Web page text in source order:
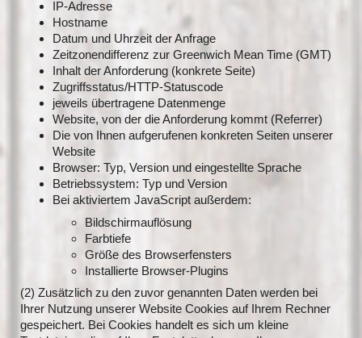
IP-Adresse
Hostname
Datum und Uhrzeit der Anfrage
Zeitzonendifferenz zur Greenwich Mean Time (GMT)
Inhalt der Anforderung (konkrete Seite)
Zugriffsstatus/HTTP-Statuscode
jeweils übertragene Datenmenge
Website, von der die Anforderung kommt (Referrer)
Die von Ihnen aufgerufenen konkreten Seiten unserer
Website
Browser: Typ, Version und eingestellte Sprache
Betriebssystem: Typ und Version
Bei aktiviertem JavaScript außerdem:
Bildschirmauflösung
Farbtiefe
Größe des Browserfensters
Installierte Browser-Plugins
(2) Zusätzlich zu den zuvor genannten Daten werden bei
Ihrer Nutzung unserer Website Cookies auf Ihrem Rechner
gespeichert. Bei Cookies handelt es sich um kleine